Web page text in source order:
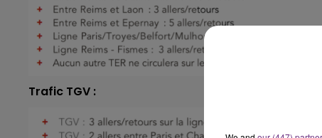
11h00 - 16h00
WEEK-END CHAMPAGNE FM LE
Trafic TGV :